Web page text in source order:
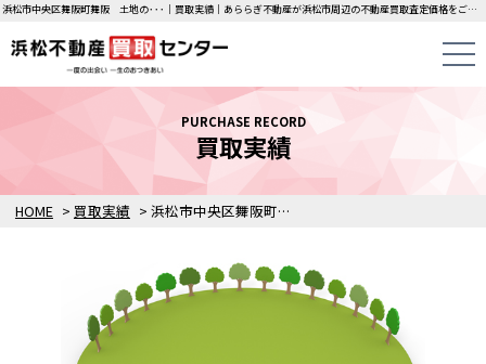
浜松市中央区舞阪町舞阪 土地の･･･｜買取実績｜あららぎ不動産が浜松市周辺の不動産買取査定価格をご案内します。
HOME > 買取実績 > 浜松市中央区舞阪町舞阪 土地の買取りをしました！！
PURCHASE RECORD
買取実績